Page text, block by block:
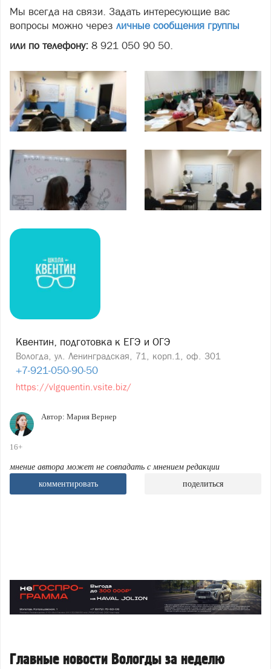
Мы всегда на связи. Задать интересующие вас
вопросы можно через личные сообщения группы
или по телефону: 8 921 050 90 50.
Квентин, подготовка к ЕГЭ и ОГЭ
Вологда, ул. Ленинградская, 71, корп.1, оф. 301
+7-921-050-90-50
https://vlgquentin.vsite.biz/
Автор: Мария Вернер
16+
мнение автора может не совпадать с мнением редакции
комментировать
поделиться
Главные новости Вологды за неделю